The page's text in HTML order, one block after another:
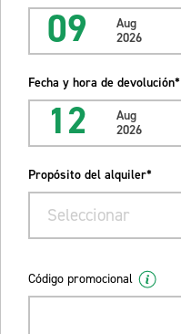
09
Aug
2026
Fecha y hora de devolución*
12
Aug
2026
Propósito del alquiler*
Seleccionar
Código promocional